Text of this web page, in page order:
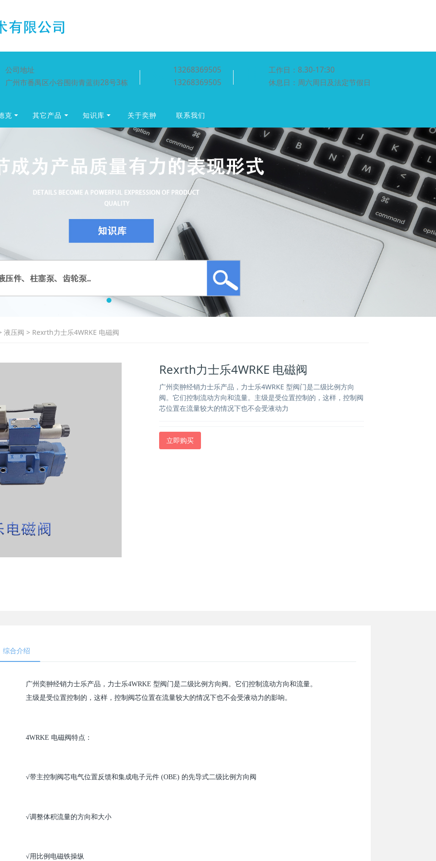
公司地址
广州市番禺区小谷围街青蓝街28号3栋
13268369505
13268369505
工作日：8.30-17:30
休息日：周六周日及法定节假日
克 其它产品 知识库 关于奕翀 联系我们
液压阀 > Rexrth力士乐4WRKE 电磁阀
Rexrth力士乐4WRKE 电磁阀
广州奕翀经销力士乐产品，力士乐4WRKE 型阀门是二级比例方向
阀。它们控制流动方向和流量。主级是受位置控制的，这样，控制阀
芯位置在流量较大的情况下也不会受液动力
立即购买
综合介绍
广州奕翀经销力士乐产品，力士乐4WRKE 型阀门是二级比例方向阀。它们控制流动方向和流量。
主级是受位置控制的，这样，控制阀芯位置在流量较大的情况下也不会受液动力的影响。
4WRKE 电磁阀特点：
√带主控制阀芯电气位置反馈和集成电子元件 (OBE) 的先导式二级比例方向阀
√调整体积流量的方向和大小
√用比例电磁铁操纵